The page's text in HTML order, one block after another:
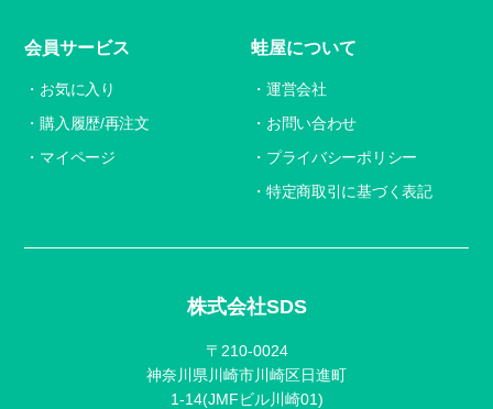
株式会社SDS
〒210-0024
神奈川県川崎市川崎区日進町
1-14(JMFビル川崎01)
会員サービス
お気に入り
購入履歴/再注文
マイページ
蛙屋について
運営会社
お問い合わせ
プライバシーポリシー
特定商取引に基づく表記